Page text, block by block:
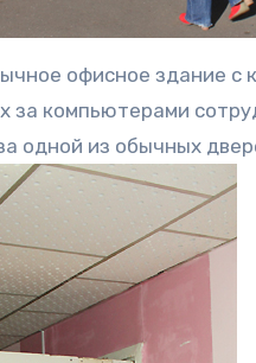
офисное здание
компьютерами
одной из обычных